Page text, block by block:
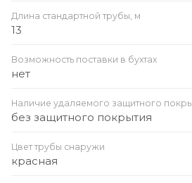
Длина стандартной трубы, м
13
Возможность поставки в бухтах
нет
Наличие удаляемого защитного
без защитного покрытия
Цвет трубы снаружи
красная